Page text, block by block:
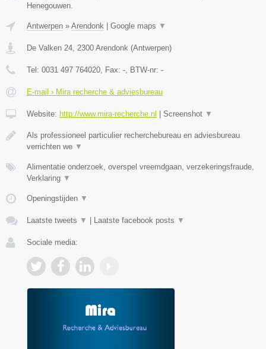
Henegouwen.
Antwerpen » Arendonk Google maps ▼
De Valken 24, 2300 Arendonk (Antwerpen)
Tel: 0031 497 764020, Fax: -, BTW-nr: -
E-mail › Mira recherche & adviesbureau
Website: http://www.mira-recherche.nl Screenshot ▼
Als professioneel particulier recherchebureau en adviesbureau
verrichten we ▼
Alimentatie onderzoek, overspel vreemdgaan, verzekeringsfraude,
Verklaring ▼
Openingstijden ▼
Laatste tweets ▼ Laatste facebook posts ▼
Sociale media: